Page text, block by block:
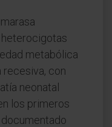
metabólica
recesiva, con
neonatal
los primeros
documentado